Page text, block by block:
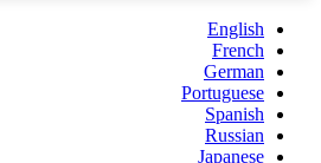
English
French
German
Portuguese
Spanish
Russian
Japanese